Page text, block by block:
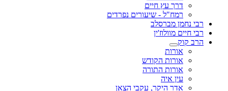
דרך עץ חיים
רמח"ל - שיעורים נפרדים
רבי נחמן מברסלב
רבי חיים מוולוז'ין
הרב קוק
אורות
אורות הקודש
אורות התורה
עין איה
אדר היקר, עקבי הצאן